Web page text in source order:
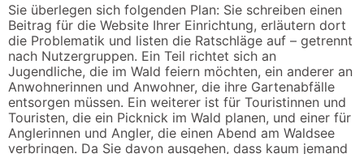
Sie überlegen sich folgenden Plan: Sie schreiben einen
Beitrag für die Website Ihrer Einrichtung, erläutern dort
die Problematik und listen die Ratschläge auf – getrennt
nach Nutzergruppen. Ein Teil richtet sich an
Jugendliche, die im Wald feiern möchten, ein anderer an
Anwohnerinnen und Anwohner, die ihre Gartenabfälle
entsorgen müssen. Ein weiterer ist für Touristinnen und
Touristen, die ein Picknick im Wald planen, und einer für
Anglerinnen und Angler, die einen Abend am Waldsee
verbringen. Da Sie davon ausgehen, dass kaum jemand